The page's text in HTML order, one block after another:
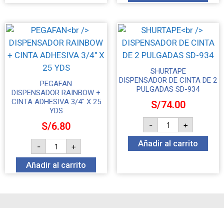
PEGAFAN
DISPENSADOR RAINBOW +
CINTA ADHESIVA 3/4″ X 25
YDS
S/6.80
-
+
Añadir al carrito
SHURTAPE
DISPENSADOR DE CINTA DE 2
PULGADAS SD-934
S/74.00
-
+
Añadir al carrito